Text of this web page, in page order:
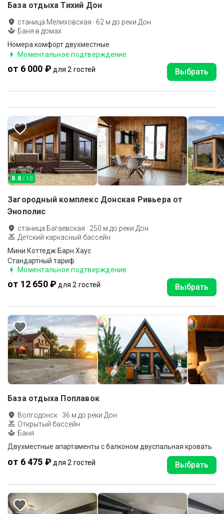
База отдыха Тихий Дон
станица Мелиховская · 62 м до реки Дон
Баня в домах
Номера комфорт двухместные
Моментальное подтверждение
от 6 000 ₽ для 2 гостей Выбрать
8.8 / 10
Загородный комплекс Донская Ривьера от
Энополис
станица Багаевская · 250 м до реки Дон
Детский каркасный бассейн
Мини Коттедж Барн Хаус
Стандартный тариф
Моментальное подтверждение
от 12 650 ₽ для 2 гостей Выбрать
База отдыха Поплавок
Волгодонск · 36 м до реки Дон
Открытый бассейн
Баня
Двухместные апартаменты с балконом двуспальная кровать
от 6 475 ₽ для 2 гостей Выбрать